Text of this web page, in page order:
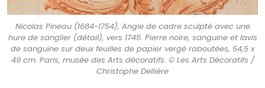
Nicolas Pineau (1684-1754), Angle de cadre sculpté avec une
hure de sanglier (détail), vers 1745. Pierre noire, sanguine et lavis
de sanguine sur deux feuilles de papier vergé raboutées, 54,5 x
49 cm. Paris, musée des Arts décoratifs. © Les Arts Décoratifs /
Christophe Dellière